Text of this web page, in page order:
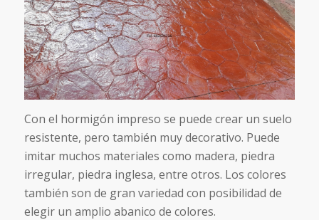
Con el hormigón impreso se puede crear un suelo
resistente, pero también muy decorativo. Puede
imitar muchos materiales como madera, piedra
irregular, piedra inglesa, entre otros. Los colores
también son de gran variedad con posibilidad de
elegir un amplio abanico de colores.